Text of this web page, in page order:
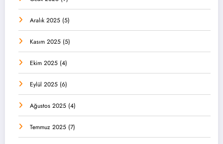
Aralık 2025 (5)
Kasım 2025 (5)
Ekim 2025 (4)
Eylül 2025 (6)
Ağustos 2025 (4)
Temmuz 2025 (7)